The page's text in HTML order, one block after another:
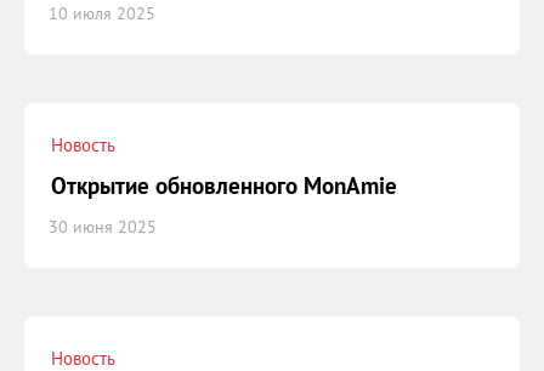
10 июля 2025
Новость
Открытие обновленного MonAmie
30 июня 2025
Новость